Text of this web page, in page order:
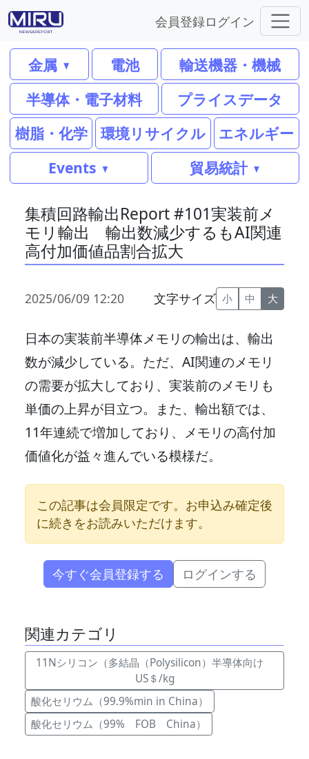
会員登録ログイン
金属 電池
輸送機器・機械
半導体・電子材料
プライスデータ
樹脂・化学
環境リサイクル
エネルギー
Events
貿易統計
集積回路輸出Report #101実装前メ
モリ輸出 輸出数減少するもAI関連
高付加価値品割合拡大
2025/06/09 12:20 文字サイズ 小 中 大
日本の実装前半導体メモリの輸出は、輸出
数が減少している。ただ、AI関連のメモリ
の需要が拡大しており、実装前のメモリも
単価の上昇が目立つ。また、輸出額では、
11年連続で増加しており、メモリの高付加
価値化が益々進んでいる模様だ。
この記事は会員限定です。お申込み確定後
に続きをお読みいただけます。
今すぐ会員登録する ログインする
関連カテゴリ
11Nシリコン（多結晶（Polysilicon）半導体向け
US＄/kg
酸化セリウム（99.9%min in China）
酸化セリウム（99% FOB China）